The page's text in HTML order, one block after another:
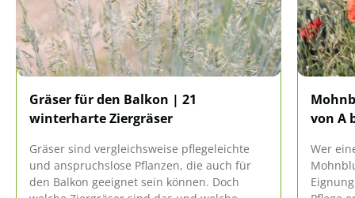
Gräser für den Balkon | 21
winterharte Ziergräser
Gräser sind vergleichsweise pflegeleichte
und anspruchslose Pflanzen, die auch für
den Balkon geeignet sein können. Doch
von A
Wer